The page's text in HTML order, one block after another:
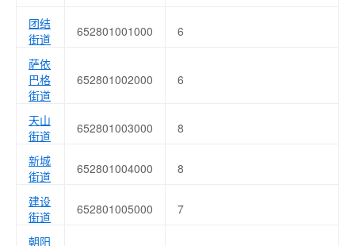
团结
街道
652801001000 6
萨依
巴格
街道
652801002000 6
天山
街道
652801003000 8
新城
街道
652801004000 8
建设
街道
652801005000 7
朝阳